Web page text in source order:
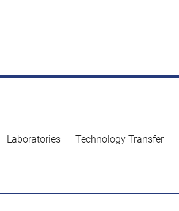
Laboratories Technology Transfer